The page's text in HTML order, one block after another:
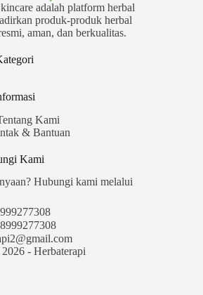
adalah platform herbal
produk-produk herbal
aman, dan berkualitas.
Kami
& Bantuan
Kami
Hubungi kami melalui
- Herbaterapi